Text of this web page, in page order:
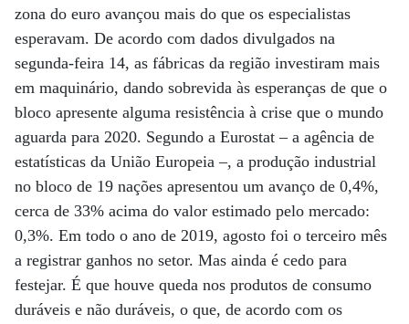
zona do euro avançou mais do que os especialistas
esperavam. De acordo com dados divulgados na
segunda-feira 14, as fábricas da região investiram mais
em maquinário, dando sobrevida às esperanças de que o
bloco apresente alguma resistência à crise que o mundo
aguarda para 2020. Segundo a Eurostat – a agência de
estatísticas da União Europeia –, a produção industrial
no bloco de 19 nações apresentou um avanço de 0,4%,
cerca de 33% acima do valor estimado pelo mercado:
0,3%. Em todo o ano de 2019, agosto foi o terceiro mês
a registrar ganhos no setor. Mas ainda é cedo para
festejar. É que houve queda nos produtos de consumo
duráveis e não duráveis, o que, de acordo com os